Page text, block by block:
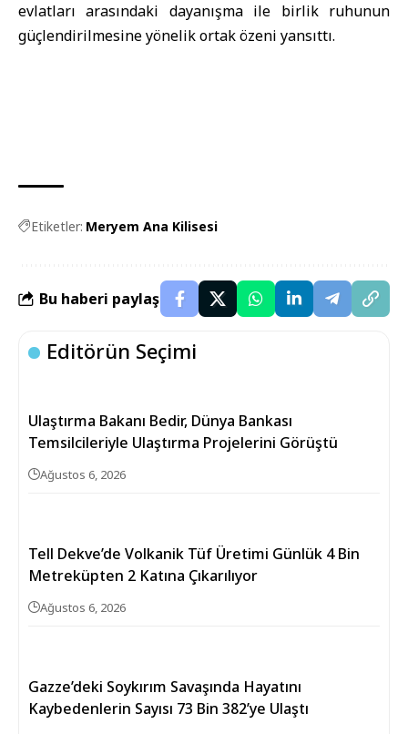
evlatları arasındaki dayanışma ile birlik ruhunun
güçlendirilmesine yönelik ortak özeni yansıttı.
Etiketler: Meryem Ana Kilisesi
Bu haberi paylaş
Editörün Seçimi
Ulaştırma Bakanı Bedir, Dünya Bankası
Temsilcileriyle Ulaştırma Projelerini Görüştü
Ağustos 6, 2026
Tell Dekve’de Volkanik Tüf Üretimi Günlük 4 Bin
Metreküpten 2 Katına Çıkarılıyor
Ağustos 6, 2026
Gazze’deki Soykırım Savaşında Hayatını
Kaybedenlerin Sayısı 73 Bin 382’ye Ulaştı